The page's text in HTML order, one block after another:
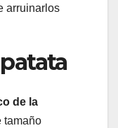
arruinarlos
de la
tamaño